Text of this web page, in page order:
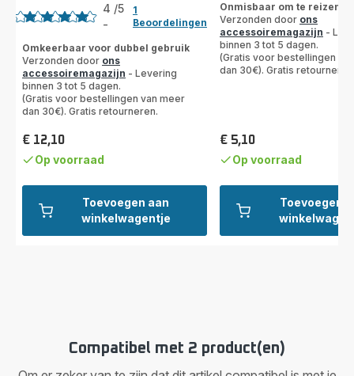
Toevoegen aan
winkelwagentje
met
4
sterren
(gemiddeld)
4 /5
-
1
Beoordelingen
Omkeerbaar voor dubbel gebruik
Verzonden door ons
accessoiremagazijn - Levering
binnen 3 tot 5 dagen.
(Gratis voor bestellingen van meer
dan 30€). Gratis retourneren.
Prijs
€ 12,10
Op voorraad
Toevoegen
Onmisbaar om te reizen
Verzonden door ons
accessoiremagazijn -
binnen 3 tot 5 dagen.
(Gratis voor bestellingen
dan 30€). Gratis
Prijs
€ 5,10
Op voorraad
Compatibel met 2 product(en)